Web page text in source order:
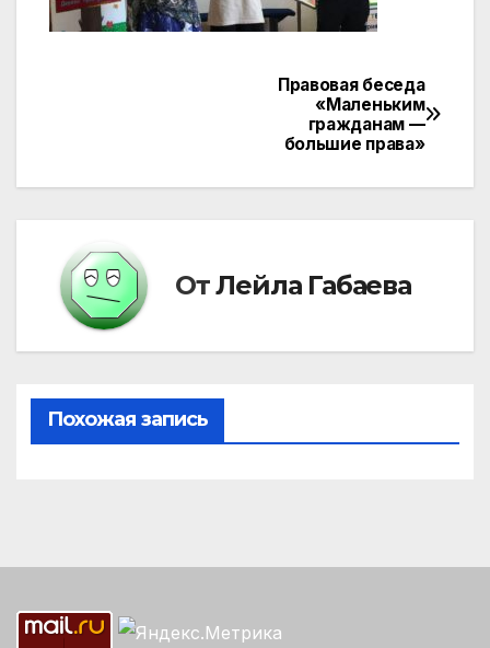
записям
Правовая беседа
«Маленьким
гражданам —
большие права»
ОтЛейла Габаева
Похожая запись